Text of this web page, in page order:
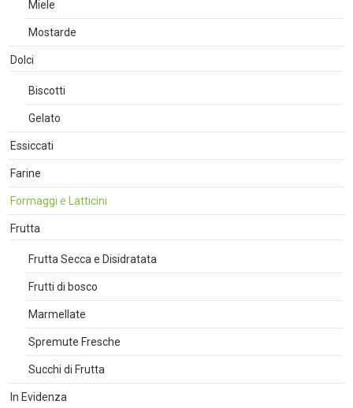
Miele
Mostarde
Dolci
Biscotti
Gelato
Essiccati
Farine
Formaggi e Latticini
Frutta
Frutta Secca e Disidratata
Frutti di bosco
Marmellate
Spremute Fresche
Succhi di Frutta
In Evidenza